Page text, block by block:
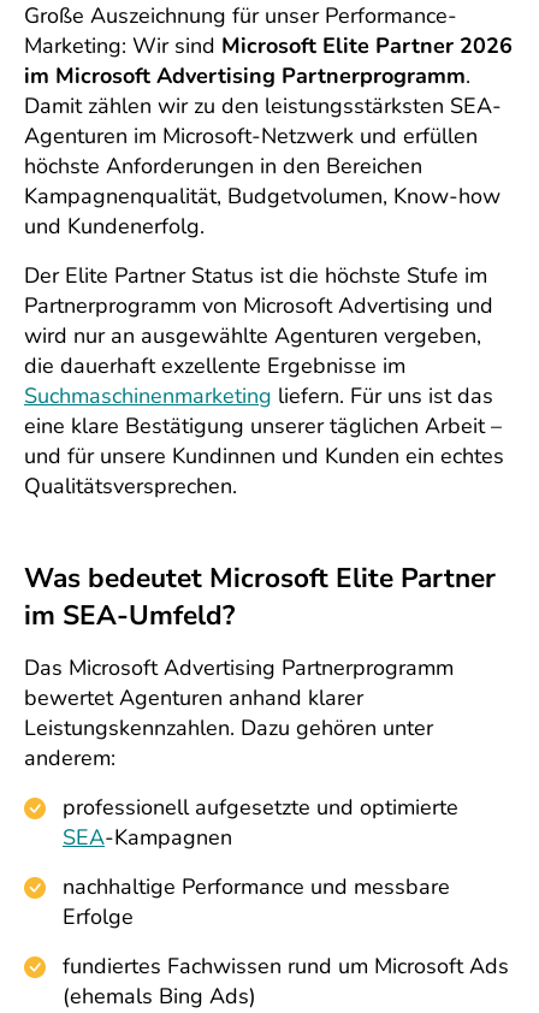
Große Auszeichnung für unser Performance-
Marketing: Wir sind Microsoft Elite Partner 2026
im Microsoft Advertising Partnerprogramm.
Damit zählen wir zu den leistungsstärksten SEA-
Agenturen im Microsoft-Netzwerk und erfüllen
höchste Anforderungen in den Bereichen
Kampagnenqualität, Budgetvolumen, Know-how
und Kundenerfolg.
Der Elite Partner Status ist die höchste Stufe im
Partnerprogramm von Microsoft Advertising und
wird nur an ausgewählte Agenturen vergeben,
die dauerhaft exzellente Ergebnisse im
Suchmaschinenmarketing liefern. Für uns ist das
eine klare Bestätigung unserer täglichen Arbeit –
und für unsere Kundinnen und Kunden ein echtes
Qualitätsversprechen.
Was bedeutet Microsoft Elite Partner
im SEA-Umfeld?
Das Microsoft Advertising Partnerprogramm
bewertet Agenturen anhand klarer
Leistungskennzahlen. Dazu gehören unter
anderem:
professionell aufgesetzte und optimierte
SEA-Kampagnen
nachhaltige Performance und messbare
Erfolge
fundiertes Fachwissen rund um Microsoft Ads
(ehemals Bing Ads)